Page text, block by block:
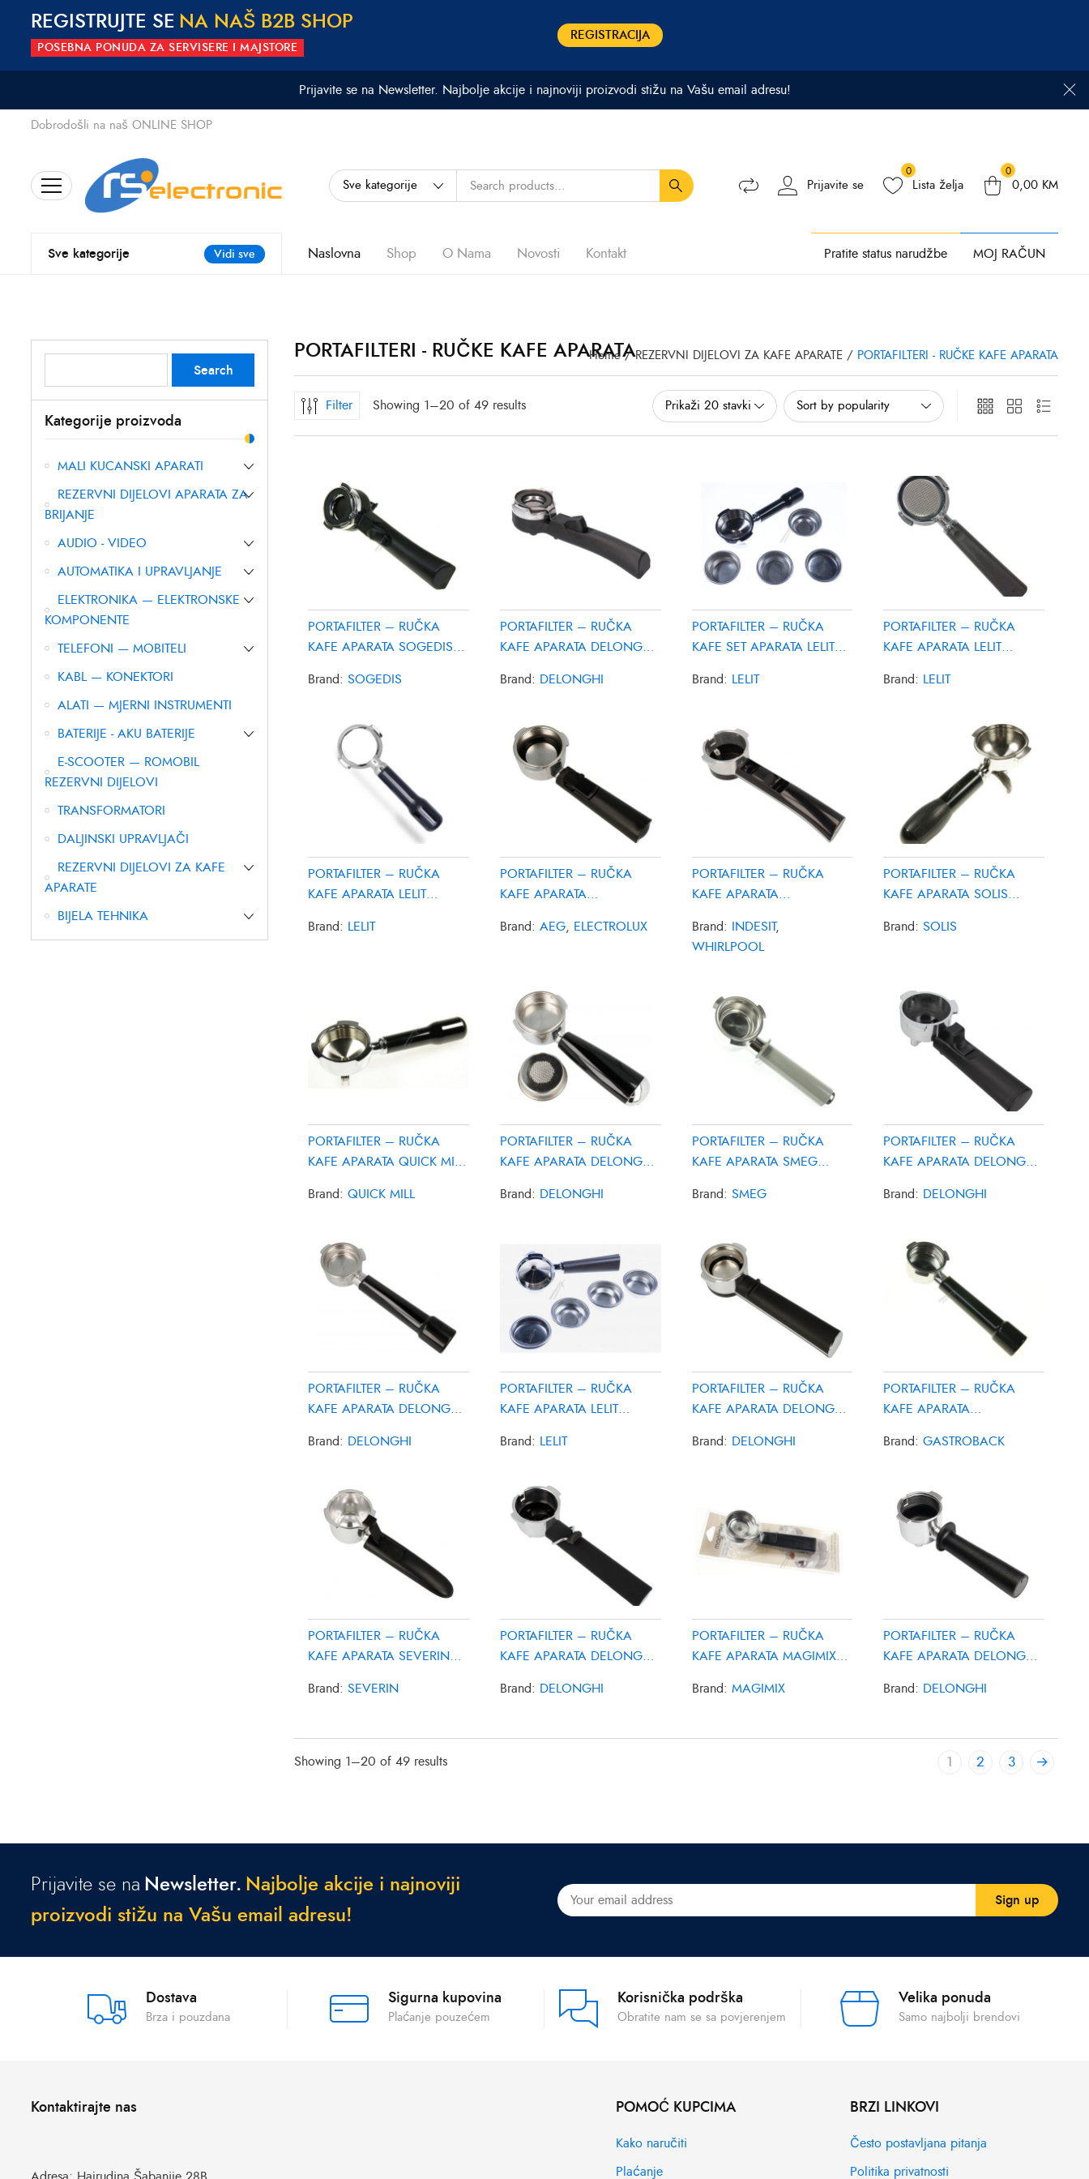
REGISTRUJTE SE NA NAŠ B2B S H OP
POSEBNA PONUDA ZA SERVISERE I MAJSTORE
REGISTRACIJA
Prijavite se na Newsletter. Najbolje akcije i najnoviji proizvodi stižu na Vašu email adresu!
Dobrodošli na naš ONLINE SHOP
Prijavite se
0
Lista želja
0
0,00 KM
Sve kategorije Vidi sve Naslovna Shop O Nama Novosti Kontakt Pratite status narudžbe MOJ RAČUN
PORTAFILTERI - RUČKE KAFE APARATA
Home / REZERVNI DIJELOVI ZA KAFE APARATE / PORTAFILTERI - RUČKE KAFE APARATA
Filter Showing 1–20 of 49 results
PORTAFILTER – RUČKA
KAFE APARATA SOGEDIS
Brand: SOGEDIS
PORTAFILTER – RUČKA
KAFE APARATA DELONGHI
Brand: DELONGHI
PORTAFILTER – RUČKA
KAFE SET APARATA LELIT
Brand:
LELIT
PORTAFILTER – RUČKA
KAFE APARATA LELIT
Brand:
LELIT
PORTAFILTER – RUČKA
KAFE APARATA LELIT
Brand:
LELIT
PORTAFILTER – RUČKA
KAFE APARATA
4055264701
Brand: AEG, ELECTROLUX
PORTAFILTER – RUČKA
KAFE APARATA
481249898012 C00345748
Brand: INDESIT,
WHIRLPOOL
PORTAFILTER – RUČKA
KAFE APARATA SOLIS
Brand:SOLIS
PORTAFILTER – RUČKA
KAFE APARATA QUICK MILL
Brand: QUICK MILL
PORTAFILTER – RUČKA
KAFE APARATA DELONGHI
Brand: DELONGHI
PORTAFILTER – RUČKA
KAFE APARATA SMEG
Brand: SMEG
PORTAFILTER – RUČKA
KAFE APARATA DELONGHI
Brand: DELONGHI
PORTAFILTER – RUČKA
KAFE APARATA DELONGHI
Brand: DELONGHI
PORTAFILTER – RUČKA
KAFE APARATA LELIT
Brand: LELIT
PORTAFILTER – RUČKA
KAFE APARATA DELONGHI
Brand: DELONGHI
PORTAFILTER – RUČKA
KAFE APARATA
Brand:GASTROBACK
PORTAFILTER – RUČKA
KAFE APARATA SEVERIN
Brand: SEVERIN
PORTAFILTER – RUČKA
KAFE APARATA DELONGHI
Brand: DELONGHI
PORTAFILTER – RUČKA
KAFE APARATA MAGIMIX
Brand: MAGIMIX
PORTAFILTER – RUČKA
KAFE APARATA DELONGHI
Brand: DELONGHI
Showing 1–20 of 49 results 1 2 3 →
for:
Search
Kategorije proizvoda
MALI KUCANSKI APARATI
REZERVNI DIJELOVI APARATA ZA
BRIJANJE
AUDIO - VIDEO
AUTOMATIKA I UPRAVLJANJE
ELEKTRONIKA — ELEKTRONSKE
KOMPONENTE
TELEFONI — MOBITELI
KABL — KONEKTORI
ALATI — MJERNI INSTRUMENTI
BATERIJE - AKU BATERIJE
E-SCOOTER — ROMOBIL
REZERVNI DIJELOVI
TRANSFORMATORI
DALJINSKI UPRAVLJAČI
REZERVNI DIJELOVI ZA KAFE
APARATE
BIJELA TEHNIKA
Prijavite se na Newsletter. Naj bo je a kcije i najnoviji
proizvod i stižu na Vašu emai ad resu!
Dostava
Brza i pouzdana
Sigurna kupovina
Plaćanje pouzećem
Korisnička podrška
Obratite nam se sa povjerenjem
Velika ponuda
Samo najbolji brendovi
Kontaktirajte nas POMOĆ KUPCIMA
Kako naručiti
Plaćanje
BRZI LINKOVI
Često postavljana pitanja
Politika privatnosti